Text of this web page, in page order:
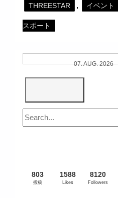
THREESTAR , イベント
スポート
07. AUG. 2026
803
投稿
1588
Likes
8120
Followers